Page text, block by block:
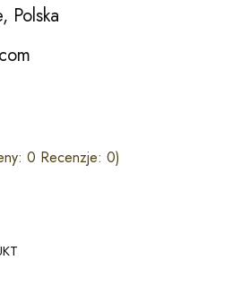
Polska
0 Recenzje: 0)